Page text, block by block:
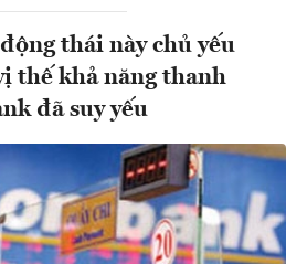
thái này chủ yếu
thế khả năng thanh
đã suy yếu